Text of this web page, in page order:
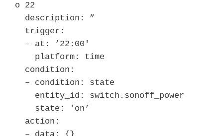
o 22
description: ”
trigger:
– at: ’22:00′
platform: time
condition:
– condition: state
entity_id: switch.sonoff_power
state: 'on’
action: